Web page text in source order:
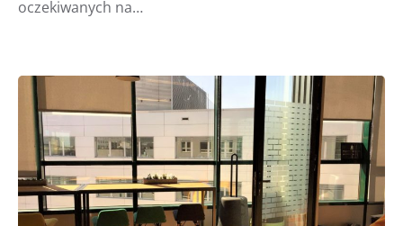
oczekiwanych na…